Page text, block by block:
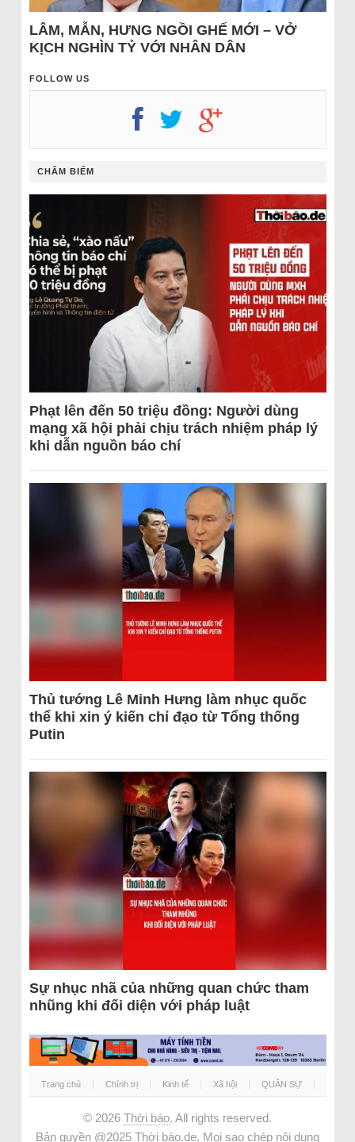
LÂM, MẪN, HƯNG NGỒI GHẾ MỚI – VỞ
KỊCH NGHÌN TỶ VỚI NHÂN DÂN
FOLLOW US
CHÂM BIẾM
Phạt lên đến 50 triệu đồng: Người dùng
mạng xã hội phải chịu trách nhiệm pháp lý
khi dẫn nguồn báo chí
Thủ tướng Lê Minh Hưng làm nhục quốc
thể khi xin ý kiến chỉ đạo từ Tổng thống
Putin
Sự nhục nhã của những quan chức tham
nhũng khi đối diện với pháp luật
Trang chủ Chính trị Kinh tế Xã hội QUÂN SỰ
© 2026 Thời báo. All rights reserved.
Bản quyền @2025 Thời báo.de. Mọi sao chép nội dung